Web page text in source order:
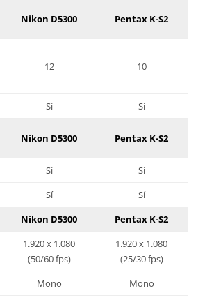
Nikon D5300 Pentax K-S2
12 10
Sí
Sí
Nikon D5300 Pentax K-S2
Sí
Sí
Sí
Sí
Nikon D5300 Pentax K-S2
1.920 x 1.080
(50/60 fps)
1.920 x 1.080
(25/30 fps)
Mono
Mono